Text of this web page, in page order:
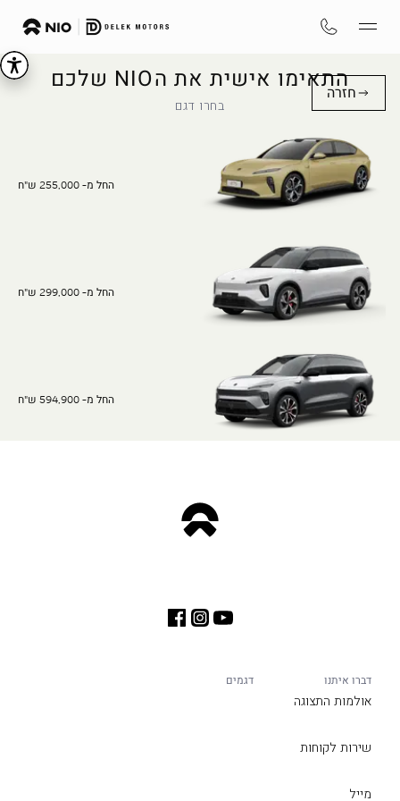
חזרה
התאימו אישית את הNIO שלכם
בחרו דגם
החל מ- 255,000 ש"ח
החל מ- 299,000 ש"ח
החל מ- 594,900 ש"ח
דברו איתנו
אולמות התצוגה
שירות לקוחות
מייל
דגמים